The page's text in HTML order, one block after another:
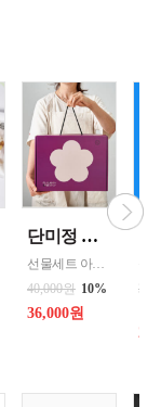
단미정 국산 떡 6종 총 10개 개별포장 * 2세트
선물세트 아이스 냉동포장지원
40,000원 10%
36,000원